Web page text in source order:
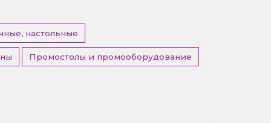
настольные
Промостолы и промооборудование